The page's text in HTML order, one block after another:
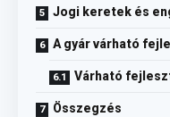
Jogi keretek és
A gyár várható
Várható
Összegzés